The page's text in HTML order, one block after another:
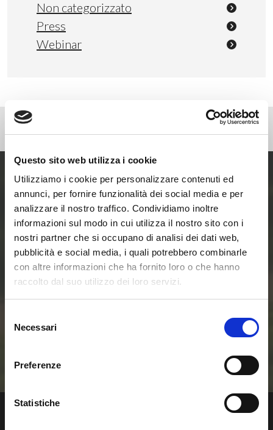
Questo sito web utilizza i cookie
Utilizziamo i cookie per personalizzare contenuti ed
annunci, per fornire funzionalità dei social media e per
analizzare il nostro traffico. Condividiamo inoltre
informazioni sul modo in cui utilizza il nostro sito con i
nostri partner che si occupano di analisi dei dati web,
pubblicità e social media, i quali potrebbero combinarle
con altre informazioni che ha fornito loro o che hanno
raccolto dal suo utilizzo dei loro servizi.
delNecessari
Preferenze
Statistiche
Non categorizzato
Press
Webinar
Entra ora nel mondo
delle Smart Home e
delle Comunità
Energetiche